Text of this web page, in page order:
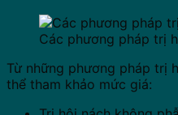
Các phương pháp trị
Từ những phương pháp trị
thể tham khảo mức giá: